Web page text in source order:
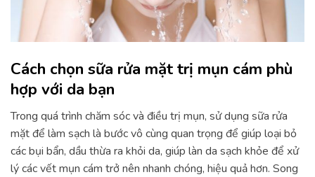
Cách chọn sữa rửa mặt trị mụn cám phù
hợp với da bạn
Trong quá trình chăm sóc và điều trị mụn, sử dụng sữa rửa
mặt để làm sạch là bước vô cùng quan trọng để giúp loại bỏ
các bụi bẩn, dầu thừa ra khỏi da, giúp làn da sạch khỏe để xử
lý các vết mụn cám trở nên nhanh chóng, hiệu quả hơn. Song